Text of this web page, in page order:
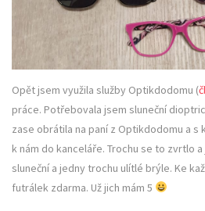
Opět jsem využila služby Optikdodomu (
práce. Potřebovala jsem sluneční
zase obrátila na paní z Optikdodomu a s
k nám do kanceláře. Trochu se to zvrtlo
sluneční a jedny trochu ulítlé brýle. Ke
futrálek zdarma. Už jich mám 5